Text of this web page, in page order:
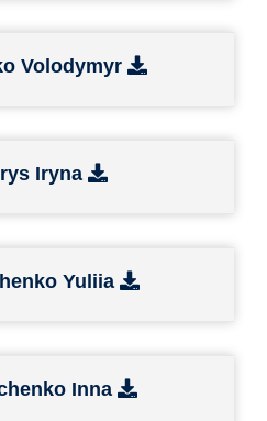
Volodymyr
Iryna
Yuliia
Inna